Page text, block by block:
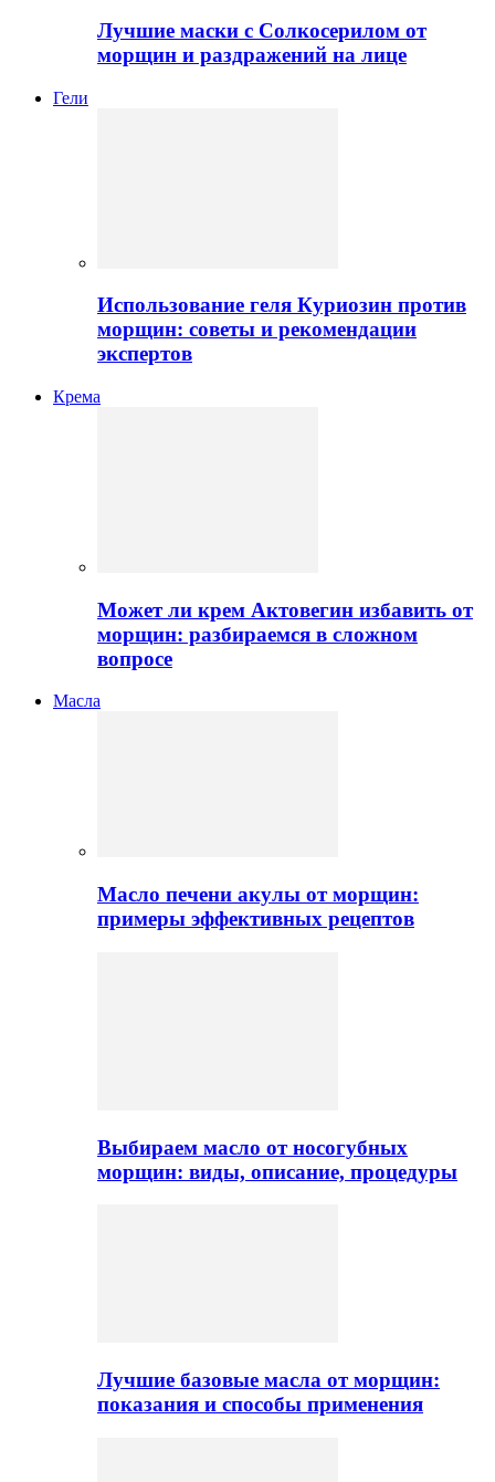
Лучшие маски с Солкосерилом от
морщин и раздражений на лице
Гели
Использование геля Куриозин против
морщин: советы и рекомендации
экспертов
Крема
Может ли крем Актовегин избавить от
морщин: разбираемся в сложном
вопросе
Масла
Масло печени акулы от морщин:
примеры эффективных рецептов
Выбираем масло от носогубных
морщин: виды, описание, процедуры
Лучшие базовые масла от морщин:
показания и способы применения